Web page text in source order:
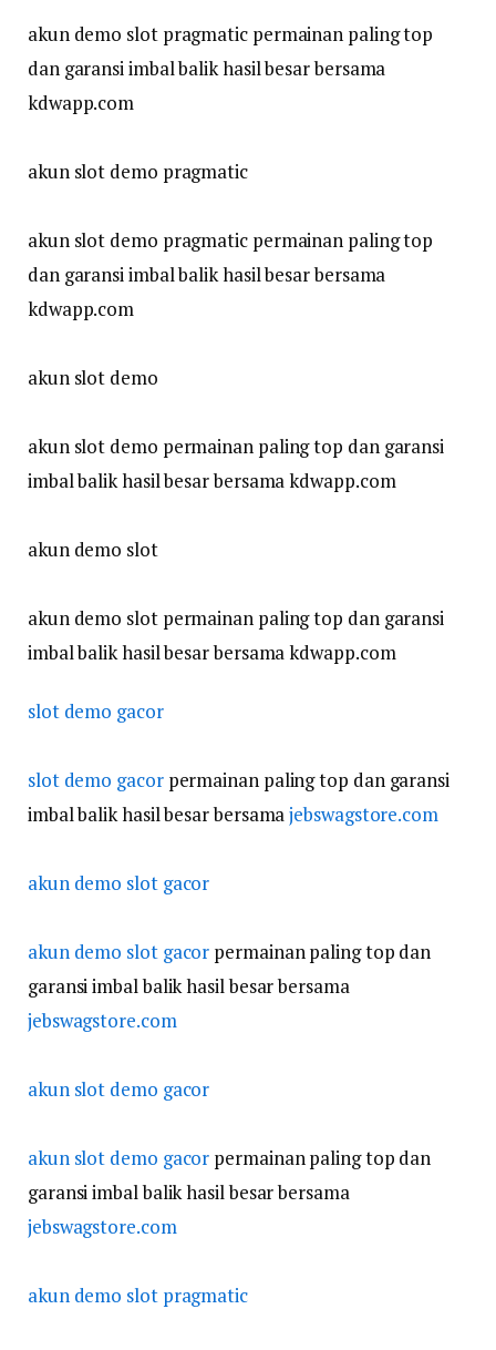
akun demo slot pragmatic permainan paling top
dan garansi imbal balik hasil besar bersama
kdwapp.com
akun slot demo pragmatic
akun slot demo pragmatic permainan paling top
dan garansi imbal balik hasil besar bersama
kdwapp.com
akun slot demo
akun slot demo permainan paling top dan garansi
imbal balik hasil besar bersama kdwapp.com
akun demo slot
akun demo slot permainan paling top dan garansi
imbal balik hasil besar bersama kdwapp.com
slot demo gacor
slot demo gacorpermainan paling top dan garansi
imbal balik hasil besar bersamajebswagstore.com
akun demo slot gacor
akun demo slot gacor permainan paling top dan
garansi imbal balik hasil besar bersama
jebswagstore.com
akun slot demo gacor
akun slot demo gacor permainan paling top dan
garansi imbal balik hasil besar bersama
jebswagstore.com
akun demo slot pragmatic